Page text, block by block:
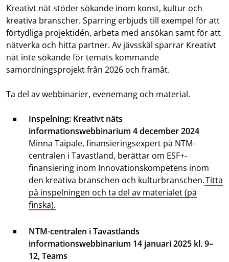
Kreativt nät stöder sökande inom konst, kultur och
kreativa branscher. Sparring erbjuds till exempel för att
förtydliga projektidén, arbeta med ansökan samt för att
nätverka och hitta partner. Av jävsskäl sparrar Kreativt
nät inte sökande för temats kommande
samordningsprojekt från 2026 och framåt.
Ta del av webbinarier, evenemang och material.
Inspelning: Kreativt näts
informationswebbinarium 4 december 2024
Minna Taipale, finansieringsexpert på NTM-
centralen i Tavastland, berättar om ESF+-
finansiering inom Innovationskompetens inom
den kreativa branschen och kulturbranschen.Titta
på inspelningen och ta del av materialet (på
finska).
NTM-centralen i Tavastlands
informationswebbinarium 14 januari 2025 kl. 9–
12, Teams